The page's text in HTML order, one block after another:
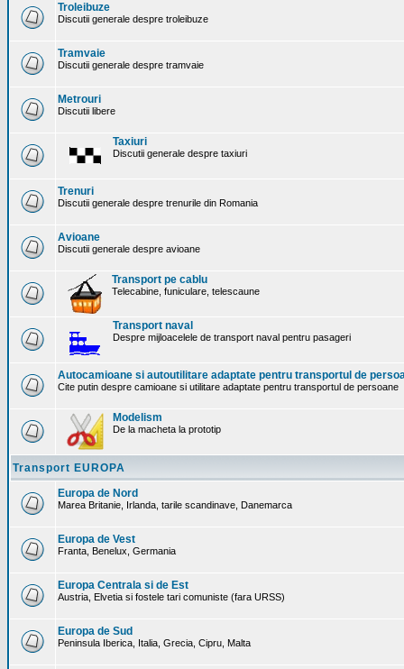
Troleibuze
Discutii generale despre troleibuze
Tramvaie
Discutii generale despre tramvaie
Metrouri
Discutii libere
Taxiuri
Discutii generale despre taxiuri
Trenuri
Discutii generale despre trenurile din Romania
Avioane
Discutii generale despre avioane
Transport pe cablu
Telecabine, funiculare, telescaune
Transport naval
Despre mijloacelele de transport naval pentru pasageri
Autocamioane si autoutilitare adaptate pentru transportul de
Cite putin despre camioane si utilitare adaptate pentru transportul de persoane
Modelism
De la macheta la prototip
Transport EUROPA
Europa de Nord
Marea Britanie, Irlanda, tarile scandinave, Danemarca
Europa de Vest
Franta, Benelux, Germania
Europa Centrala si de Est
Austria, Elvetia si fostele tari comuniste (fara URSS)
Europa de Sud
Peninsula Iberica, Italia, Grecia, Cipru, Malta